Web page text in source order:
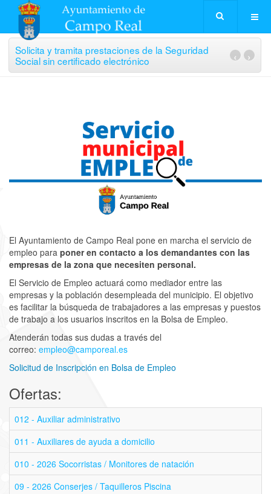
Solicita y tramita prestaciones de la Seguridad
Social sin certificado electrónico
›
‹
El Ayuntamiento de Campo Real pone en marcha el servicio de
empleo para poner en contacto a los demandantes con las
empresas de la zona que necesiten personal.
El Servicio de Empleo actuará como mediador entre las
empresas y la población desempleada del municipio. El objetivo
es facilitar la búsqueda de trabajadores a las empresas y puestos
de trabajo a los usuarios inscritos en la Bolsa de Empleo.
Atenderán todas sus dudas a través del
correo: empleo@camporeal.es
Solicitud de Inscripción en Bolsa de Empleo
Ofertas:
012 - Auxiliar administrativo
011 - Auxiliares de ayuda a domicilio
010 - 2026 Socorristas / Monitores de natación
09 - 2026 Conserjes / Taquilleros Piscina